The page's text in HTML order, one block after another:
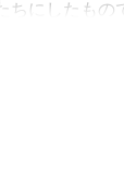
にしたもの